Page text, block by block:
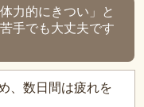
力的にきつい」と
手でも大丈夫です
、数日間は疲れを